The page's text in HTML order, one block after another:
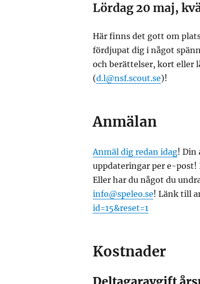
Lördag 20 maj,
Här finns det gott om
fördjupat dig i något
och berättelser, kort eller
(d.l@nsf.scout.se)!
Anmälan
Anmäl dig redan idag! Din
uppdateringar per e-post!
Eller har du något du
info@speleo.se! Länk till
id=15&reset=1
Kostnader